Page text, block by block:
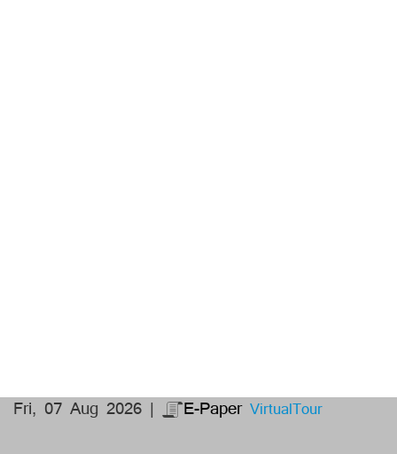
Fri, 07 Aug 2026 | E-Paper VirtualTour